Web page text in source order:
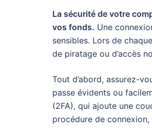
La sécurité de votre
vos fonds. Une
sensibles. Lors de
de piratage ou d’accès
Tout d’abord, assurez-
passe évidents ou
(2FA), qui ajoute une
procédure de